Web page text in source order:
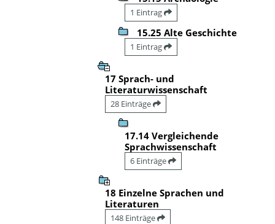
1 Eintrag
15.25 Alte Geschichte
1 Eintrag
17 Sprach- und
Literaturwissenschaft
28 Einträge
17.14 Vergleichende
Sprachwissenschaft
6 Einträge
18 Einzelne Sprachen und
Literaturen
148 Einträge